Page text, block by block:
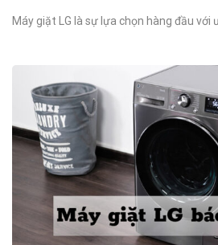
Máy giặt LG là sự lựa chọn hàng đầu với